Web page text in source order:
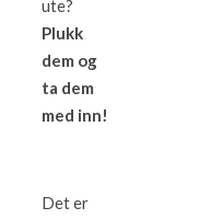
ute?
Plukk
dem og
ta dem
med inn!
Det er